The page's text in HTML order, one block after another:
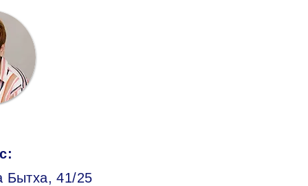
Бытха, 41/25